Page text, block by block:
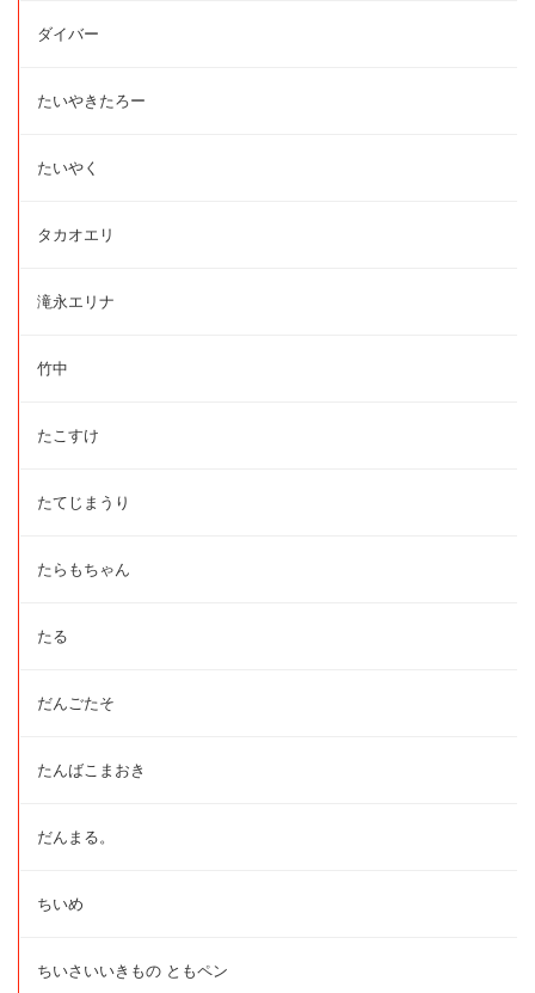
ダイバー
たいやきたろー
たいやく
タカオエリ
滝永エリナ
竹中
たこすけ
たてじまうり
たらもちゃん
たる
だんごたそ
たんばこまおき
だんまる。
ちいめ
ちいさいいきもの ともペン